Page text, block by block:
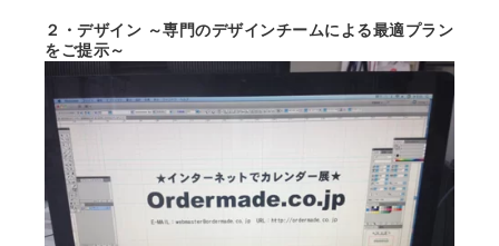
２・デザイン ～専門のデザインチームによる最適プラン
をご提示～